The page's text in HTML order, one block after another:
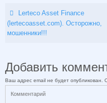
Lerteco Asset Finance
(lertecoasset.com). Осторожно,
мошенники!!!
Добавить
Ваш адрес email не будет опубликован.